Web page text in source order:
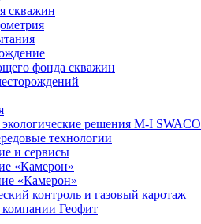
скважин
фонда скважин
решения M-I SWACO
технологии
и сервисы
«Камерон»
«Камерон»
контроль и газовый каротаж
Геофит